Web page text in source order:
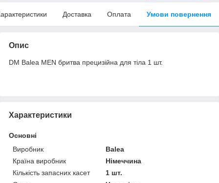
Доставка Оплата Умови повернення
Опис
DM Balea MEN бритва прецизійна для тіла 1 шт.
Характеристики
Основні
Виробник
Balea
Країна виробник
Німеччина
Кількість запасних касет
1 шт.